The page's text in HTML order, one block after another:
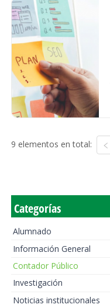
9 elementos en total:
Categorías
Alumnado
Información General
Contador Público
Investigación
Noticias institucionales